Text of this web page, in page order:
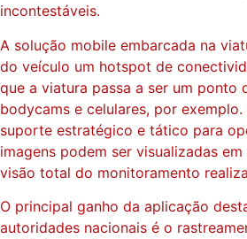
incontestáveis.
A solução mobile embarcada na
do veículo um hotspot de
que a viatura passa a ser um ponto
bodycams e celulares, por
suporte estratégico e tático para
imagens podem ser visualizadas
visão total do monitoramento
O principal ganho da aplicação
autoridades nacionais é o